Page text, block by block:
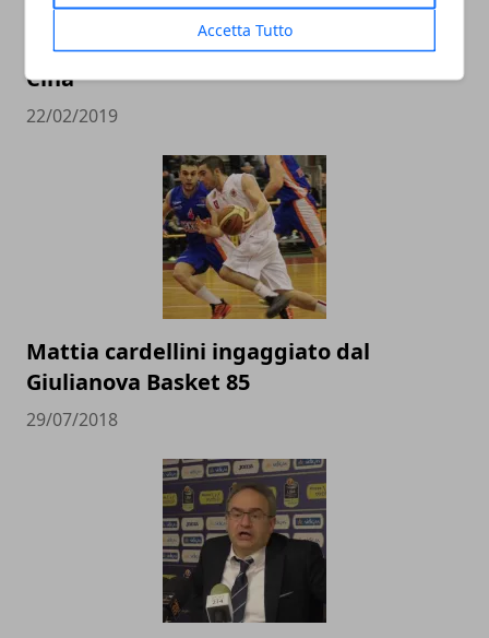
Accetta Tutto
L’Italbasket contro Ungheria e Lituania
alla conquista del pass per i Mondiali in
Cina
22/02/2019
Mattia cardellini ingaggiato dal
Giulianova Basket 85
29/07/2018